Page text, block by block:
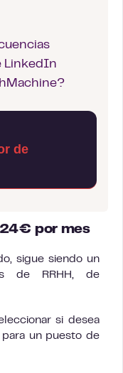
LinkedIn
de
por mes
sigue siendo un
de RRHH, de
si desea
un puesto de